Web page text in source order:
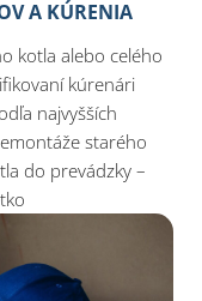
A KÚRENIA
kotla alebo celého
kúrenári
najvyšších
starého
do prevádzky –